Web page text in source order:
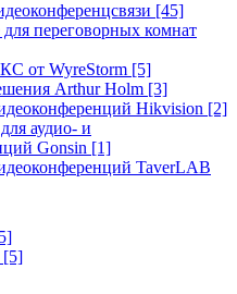
[45]
переговорных комнат
от WyreStorm [5]
Arthur Holm [3]
Hikvision [2]
аудио- и
Gonsin [1]
TaverLAB
[5]